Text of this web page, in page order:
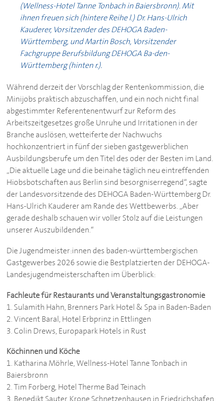
(Wellness-Hotel Tanne Tonbach in Baiersbronn). Mit
ihnen freuen sich (hintere Reihe l.) Dr. Hans-Ulrich
Kauderer, Vorsitzender desDEHOGABaden-
Württemberg, und Martin Bosch, Vorsitzender
Fachgruppe BerufsbildungDEHOGABa-den-
Württemberg (hinten r.).
Während derzeit der Vorschlag der Rentenkommission, die
Minijobs praktisch abzuschaffen, und ein noch nicht final
abgestimmter Referentenentwurf zur Reform des
Arbeitszeitgesetzes große Unruhe und Irritationen in der
Branche auslösen, wetteiferte der Nachwuchs
hochkonzentriert in fünf der sieben gastgewerblichen
Ausbildungsberufe um den Titel des oder der Besten im Land.
„Die aktuelle Lage und die beinahe täglich neu eintreffenden
Hiobsbotschaften aus Berlin sind besorgniserregend“, sagte
der Landesvorsitzende des DEHOGABaden-Württemberg Dr.
Hans-Ulrich Kauderer am Rande des Wettbewerbs. „Aber
gerade deshalb schauen wir voller Stolz auf die Leistungen
unserer Auszubildenden.“
Die Jugendmeister:innen des baden-württembergischen
Gastgewerbes 2026 sowie die Bestplatzierten derDEHOGA-
Landesjugendmeisterschaften im Überblick:
Fachleute für Restaurants und Veranstaltungsgastronomie
1. Sulamith Hahn, Brenners Park Hotel & Spa in Baden-Baden
2. Vincent Baral, Hotel Erbprinz in Ettlingen
3. Colin Drews, Europapark Hotels in Rust
Köchinnen und Köche
1. Katharina Möhrle, Wellness-Hotel Tanne Tonbach in
Baiersbronn
2. Tim Forberg, Hotel Therme Bad Teinach
3. Benedikt Sauter, Krone Schnetzenhausen in Friedrichshafen